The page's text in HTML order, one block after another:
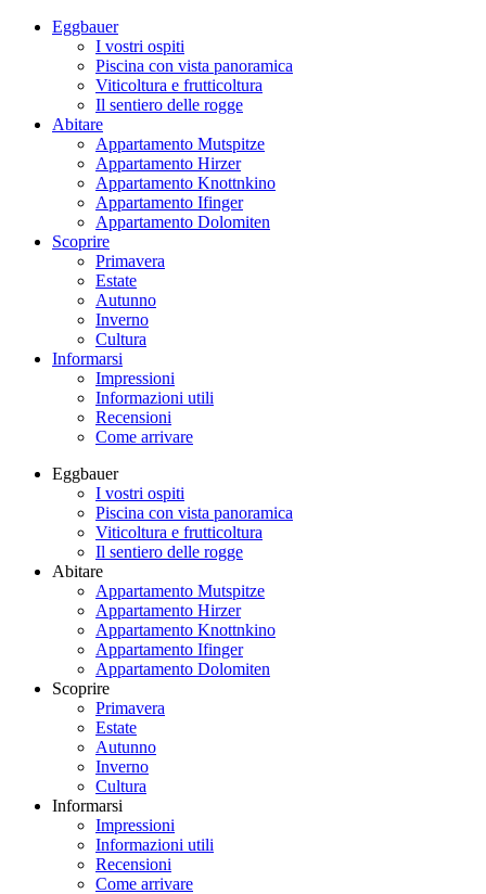
Eggbauer
I vostri ospiti
Piscina con vista panoramica
Viticoltura e frutticoltura
Il sentiero delle rogge
Abitare
Appartamento Mutspitze
Appartamento Hirzer
Appartamento Knottnkino
Appartamento Ifinger
Appartamento Dolomiten
Scoprire
Primavera
Estate
Autunno
Inverno
Cultura
Informarsi
Impressioni
Informazioni utili
Recensioni
Come arrivare
Eggbauer
I vostri ospiti
Piscina con vista panoramica
Viticoltura e frutticoltura
Il sentiero delle rogge
Abitare
Appartamento Mutspitze
Appartamento Hirzer
Appartamento Knottnkino
Appartamento Ifinger
Appartamento Dolomiten
Scoprire
Primavera
Estate
Autunno
Inverno
Cultura
Informarsi
Impressioni
Informazioni utili
Recensioni
Come arrivare